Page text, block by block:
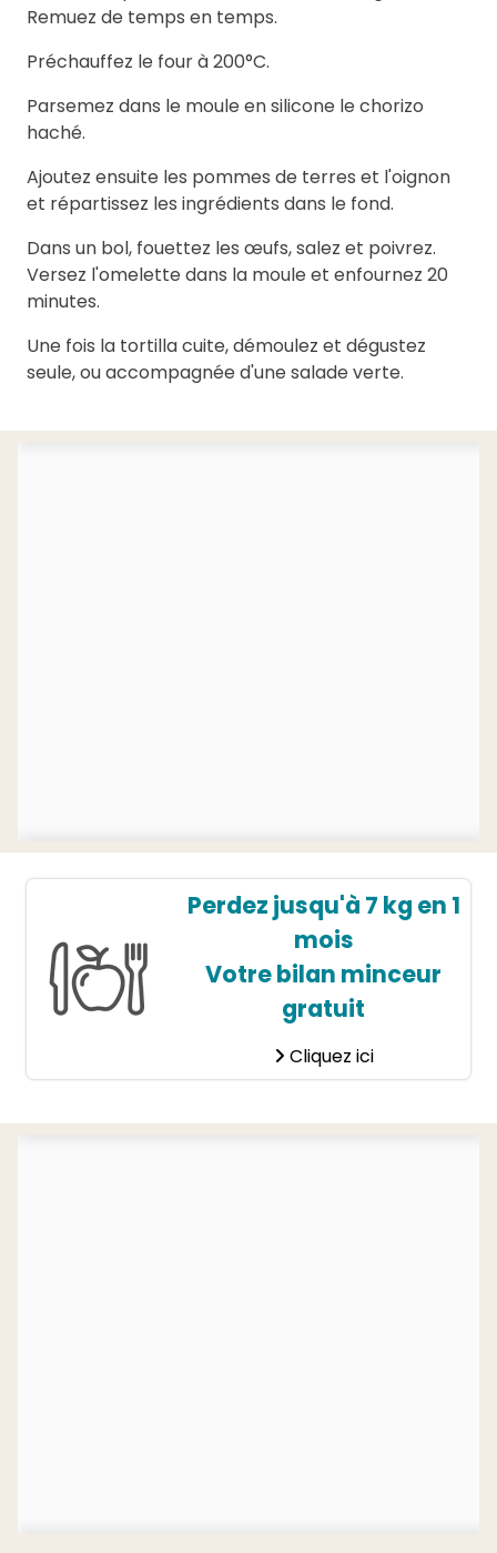
Remuez de temps en temps.
Préchauffez le four à 200°C.
Parsemez dans le moule en silicone le chorizo
haché.
Ajoutez ensuite les pommes de terres et l'oignon
et répartissez les ingrédients dans le fond.
Dans un bol, fouettez les œufs, salez et poivrez.
Versez l'omelette dans la moule et enfournez 20
minutes.
Une fois la tortilla cuite, démoulez et dégustez
seule, ou accompagnée d'une salade verte.
Perdez jusqu'à 7 kg en 1
mois
Votre bilan minceur
gratuit
Cliquez ici